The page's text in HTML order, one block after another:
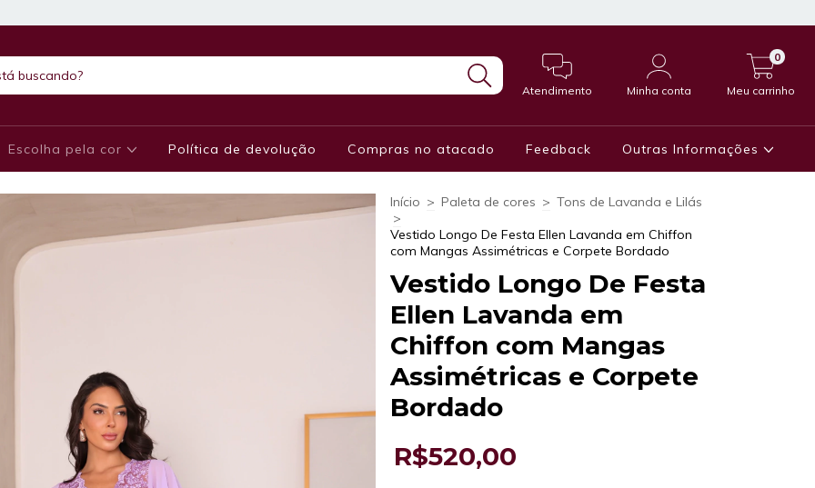
Atendimento Minha conta Meu carrinho
0
Escolha pela cor Política de devolução Compras no atacado Feedback Outras Informações
Início > Paleta de cores > Tons de Lavanda e Lilás
>
Vestido Longo De Festa Ellen Lavanda em Chiffon
com Mangas Assimétricas e Corpete Bordado
Vestido Longo De Festa
Ellen Lavanda em
Chiffon com Mangas
Assimétricas e Corpete
Bordado
R$520,00